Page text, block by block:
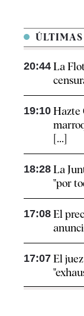
20:44 La
19:10 Hazte
[...]
18:28 La
"por
17:08 El
17:07 El